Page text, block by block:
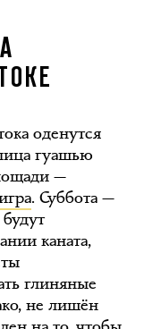
оденутся
гуашью
—
. Суббота —
каната,
глиняные
не лишён